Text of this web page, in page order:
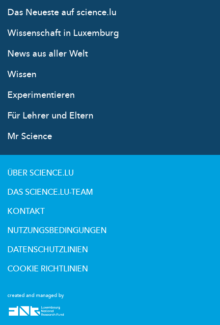
Das Neueste auf science.lu
Wissenschaft in Luxemburg
News aus aller Welt
Wissen
Experimentieren
Für Lehrer und Eltern
Mr Science
created and managed by
ÜBER SCIENCE.LU
DAS SCIENCE.LU-TEAM
KONTAKT
NUTZUNGSBEDINGUNGEN
DATENSCHUTZLINIEN
COOKIE RICHTLINIEN